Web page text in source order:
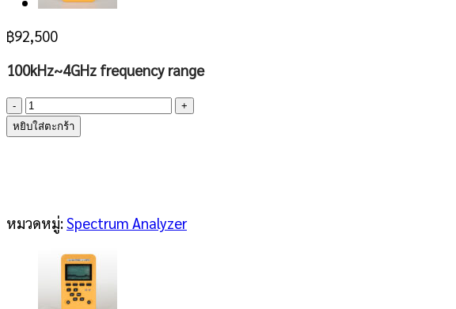
฿92,500
100kHz~4GHz frequency range
จำนวน
Deepace
KC908U
หยิบใส่ตะกร้า
หมวดหมู่:Spectrum Analyzer